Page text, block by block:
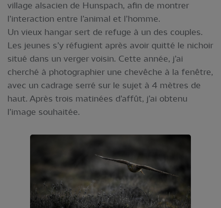
village alsacien de Hunspach, afin de montrer
l’interaction entre l’animal et l’homme.
Un vieux hangar sert de refuge à un des couples.
Les jeunes s’y réfugient après avoir quitté le nichoir
situé dans un verger voisin. Cette année, j’ai
cherché à photographier une chevêche à la fenêtre,
avec un cadrage serré sur le sujet à 4 mètres de
haut. Après trois matinées d’affût, j’ai obtenu
l’image souhaitée.